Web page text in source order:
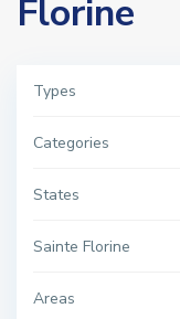
Florine
Types
Categories
States
Sainte Florine
Areas